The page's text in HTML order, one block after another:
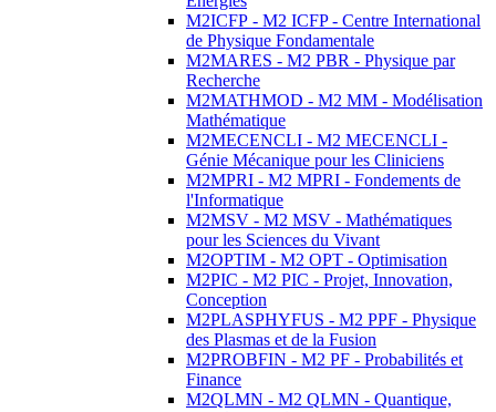
M2ICFP - M2 ICFP - Centre International
de Physique Fondamentale
M2MARES - M2 PBR - Physique par
Recherche
M2MATHMOD - M2 MM - Modélisation
Mathématique
M2MECENCLI - M2 MECENCLI -
Génie Mécanique pour les Cliniciens
M2MPRI - M2 MPRI - Fondements de
l'Informatique
M2MSV - M2 MSV - Mathématiques
pour les Sciences du Vivant
M2OPTIM - M2 OPT - Optimisation
M2PIC - M2 PIC - Projet, Innovation,
Conception
M2PLASPHYFUS - M2 PPF - Physique
des Plasmas et de la Fusion
M2PROBFIN - M2 PF - Probabilités et
Finance
M2QLMN - M2 QLMN - Quantique,